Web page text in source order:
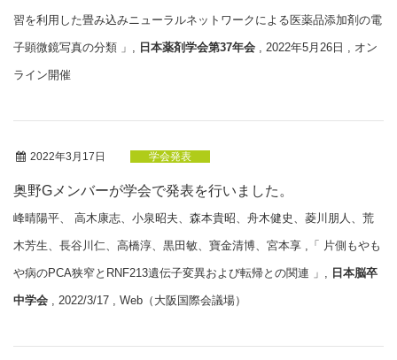
習を利用した畳み込みニューラルネットワークによる医薬品添加剤の電
子顕微鏡写真の分類 」, 日本薬剤学会第37年会 , 2022年5月26日 , オン
ライン開催
2022年3月17日 学会発表
奥野Gメンバーが学会で発表を行いました。
峰晴陽平、 高木康志、小泉昭夫、森本貴昭、舟木健史、菱川朋人、荒
木芳生、長谷川仁、高橋淳、黒田敏、寶金清博、宮本享 ,「 片側もやも
や病のPCA狭窄とRNF213遺伝子変異および転帰との関連 」, 日本脳卒
中学会 , 2022/3/17 , Web（大阪国際会議場）